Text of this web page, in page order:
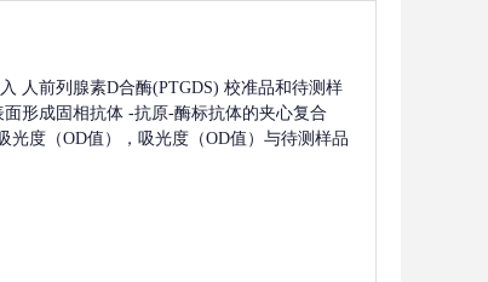
人前列腺素D合酶(PTGDS) 校准品和待测样
面形成固相抗体 -抗原-酶标抗体的夹心复合
光度（OD值），吸光度（OD值）与待测样品